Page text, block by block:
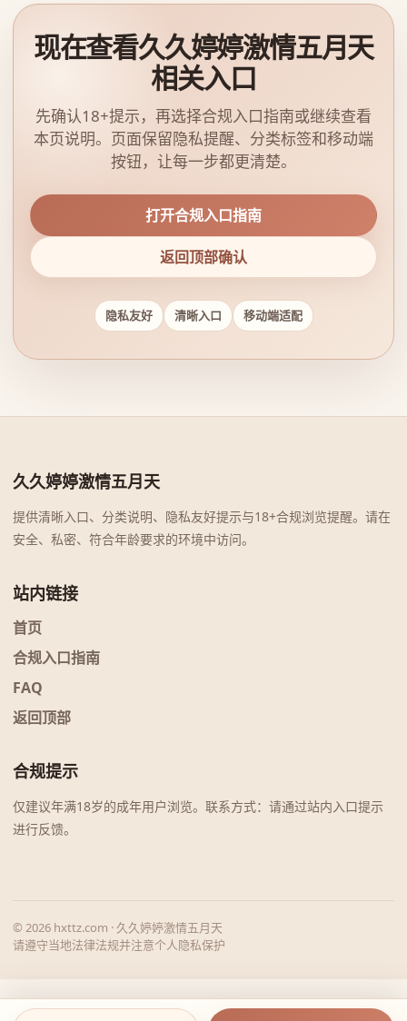
现在查看久久婷婷激情五月天
相关入口
先确认18+提示，再选择合规入口指南或继续查看
本页说明。页面保留隐私提醒、分类标签和移动端
按钮，让每一步都更清楚。
打开合规入口指南
返回顶部确认
隐私友好 清晰入口 移动端适配
久久婷婷激情五月天
提供清晰入口、分类说明、隐私友好提示与18+合规浏览提醒。请在
安全、私密、符合年龄要求的环境中访问。
站内链接
首页
合规入口指南
FAQ
返回顶部
合规提示
仅建议年满18岁的成年用户浏览。联系方式：请通过站内入口提示
进行反馈。
© 2026 hxttz.com · 久久婷婷激情五月天
请遵守当地法律法规并注意个人隐私保护